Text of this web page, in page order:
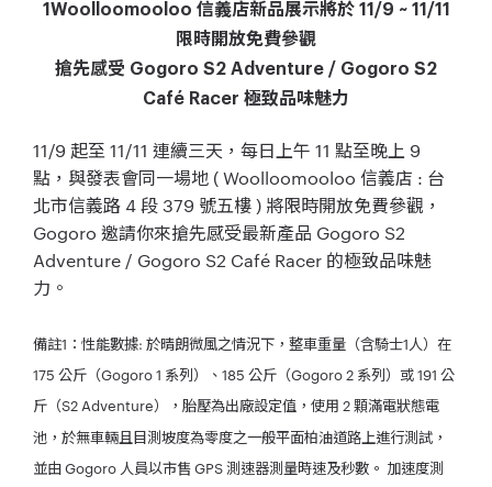
1Woolloomooloo 信義店新品展示將於 11/9 ~ 11/11
限時開放免費參觀
搶先感受 Gogoro S2 Adventure / Gogoro S2
Café Racer 極致品味魅力
11/9 起至 11/11 連續三天，每日上午 11 點至晚上 9
點，與發表會同一場地 ( Woolloomooloo 信義店 : 台
北市信義路 4 段 379 號五樓 ) 將限時開放免費參觀，
Gogoro 邀請你來搶先感受最新產品 Gogoro S2
Adventure / Gogoro S2 Café Racer 的極致品味魅
力。
備註1：性能數據: 於晴朗微風之情況下，整車重量（含騎士1人）在
175 公斤（Gogoro 1 系列）、185 公斤（Gogoro 2 系列）或 191 公
斤（S2 Adventure），胎壓為出廠設定值，使用 2 顆滿電狀態電
池，於無車輛且目測坡度為零度之一般平面柏油道路上進行測試，
並由 Gogoro 人員以市售 GPS 測速器測量時速及秒數。 加速度測